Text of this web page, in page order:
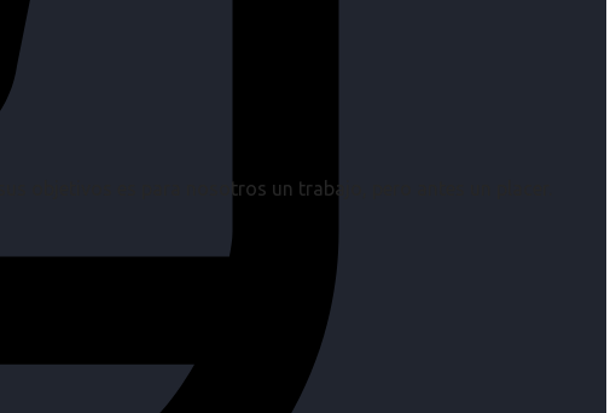
objetivos es para nosotros un trabajo, pero antes un placer.